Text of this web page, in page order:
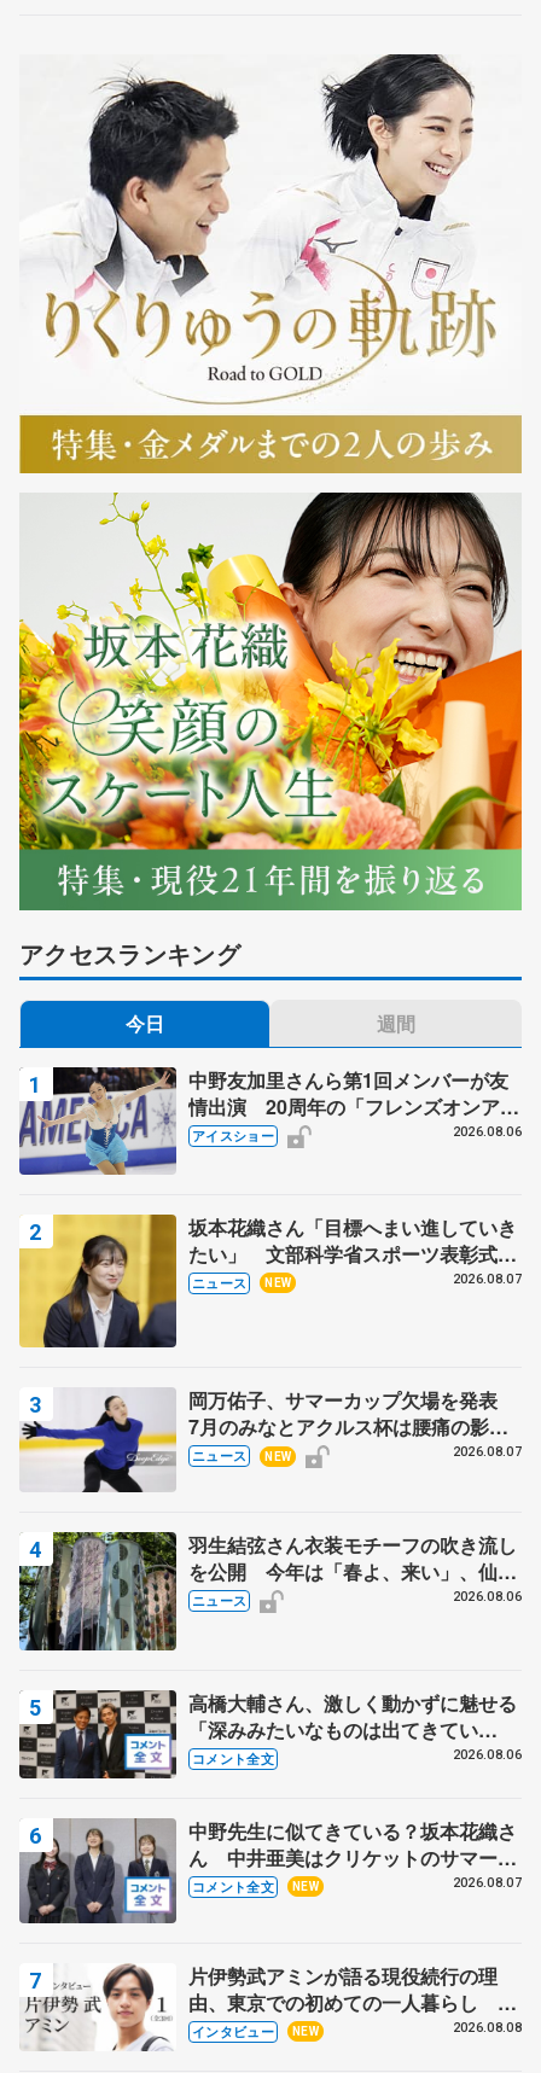
アクセスランキング
今日 週間
中野友加里さんら第1回メンバーが友
情出演 20周年の「フレンズオンアイ
ス」 宮本賢二さん、有川梨絵さん、
アイスショー 2026.08.06
坂本花織さん「目標へまい進していき
たい」 文部科学省スポーツ表彰式で
代表謝辞
ニュース NEW 2026.08.07
岡万佑子、サマーカップ欠場を発表
7月のみなとアクルス杯は腰痛の影響
で
ニュース NEW 2026.08.07
羽生結弦さん衣装モチーフの吹き流し
を公開 今年は「春よ、来い」、仙台
の瑞鳳殿
ニュース 2026.08.06
高橋大輔さん、激しく動かずに魅せる
「深みみたいなものは出てきてい
る？」 〝兄さん〟と慕うレジェンド
コメント全文 2026.08.06
中野先生に似てきている？坂本花織さ
ん 中井亜美はクリケットのサマーキ
ャンプに 島田麻央はたくさん試合に
コメント全文 NEW 2026.08.07
片伊勢武アミンが語る現役続行の理
由、東京での初めての一人暮らし 注
目スケーターの「今」に迫る
インタビュー NEW 2026.08.08